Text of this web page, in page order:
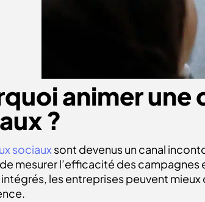
animer une
?
sociauxsont devenus un canal
mesurer l’efficacité des
intégrés, les entreprises peuvent